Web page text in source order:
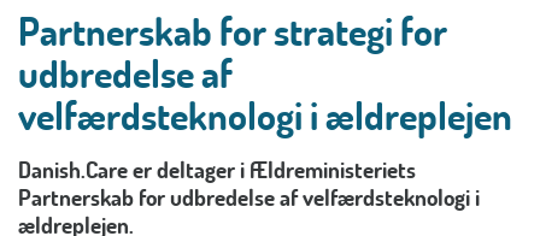
Partnerskab for strategi for
udbredelse af
velfærdsteknologi i ældreplejen
Danish.Care er deltager i Ældreministeriets
Partnerskab for udbredelse af velfærdsteknologi i
ældreplejen.